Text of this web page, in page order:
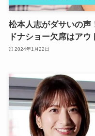
松本人志がダサいの声
ドナショー欠席はアウ
2024年1月22日